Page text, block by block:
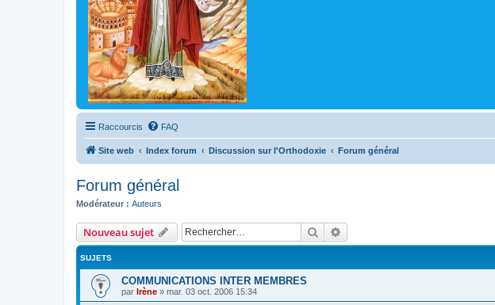
Raccourcis FAQ
Site web Index forum Discussion sur l'Orthodoxie Forum général
Forum général
Modérateur : Auteurs
Nouveau sujet Rechercher
SUJETS
COMMUNICATIONS INTER MEMBRES
par Irène » mar. 03 oct. 2006 15:34